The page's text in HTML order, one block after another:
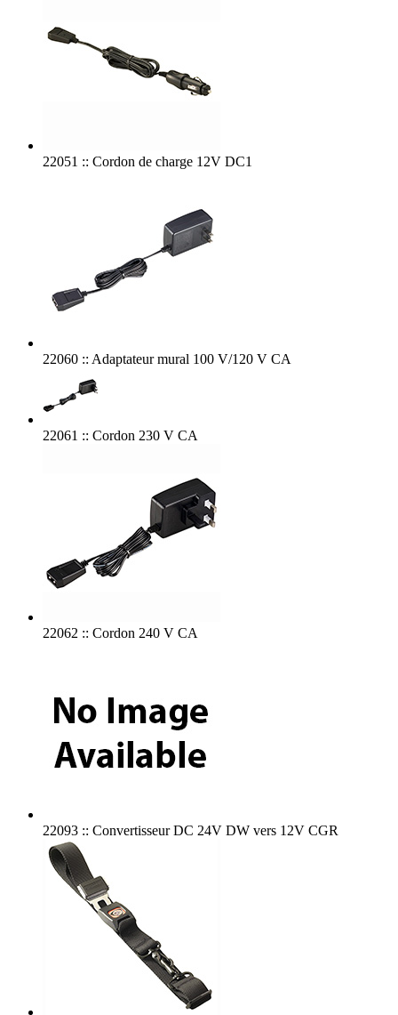
22051 :: Cordon de charge 12V DC1
22060 :: Adaptateur mural 100 V/120 V CA
22061 :: Cordon 230 V CA
22062 :: Cordon 240 V CA
22093 :: Convertisseur DC 24V DW vers 12V CGR